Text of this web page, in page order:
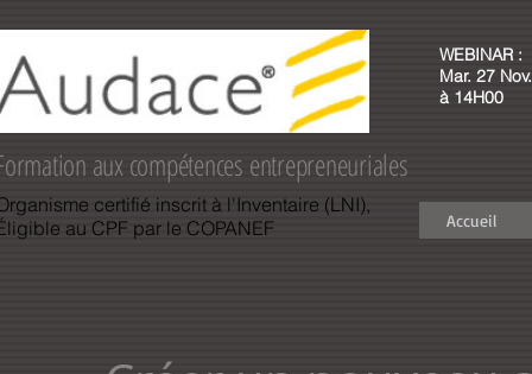
WEBINAR :
Mar. 27 Nov.
à 14H00
aux compétences entrepreneuriales
certifié inscrit à l'Inventaire (LNI),
au CPF par le COPANEF
Accueil